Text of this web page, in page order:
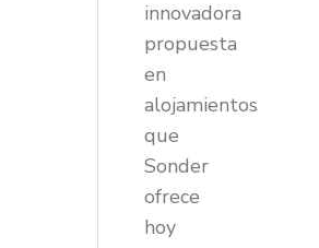
innovadora
propuesta
en
alojamientos
que
Sonder
ofrece
hoy